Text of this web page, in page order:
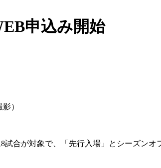
申込み開始
）
合が対象で、「先行入場」とシーズン